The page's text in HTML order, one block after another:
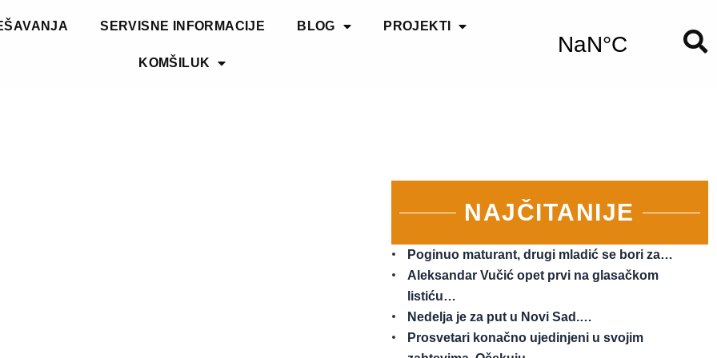
SERVISNE INFORMACIJE BLOG PROJEKTI
KOMŠILUK
NAJČITANIJE
Poginuo maturant, drugi mladić se bori za…
Aleksandar Vučić opet prvi na glasačkom
listiću…
Nedelja je za put u Novi Sad.…
Prosvetari konačno ujedinjeni u svojim